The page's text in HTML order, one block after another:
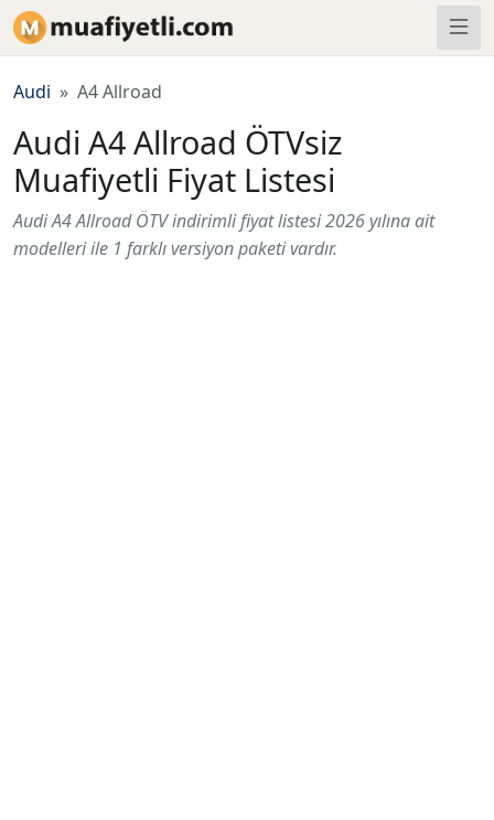
Audi A4 Allroad
Audi A4 Allroad ÖTVsiz
Muafiyetli Fiyat Listesi
Audi A4 Allroad ÖTV indirimli fiyat listesi 2026 yılına ait
modelleri ile 1 farklı versiyon paketi vardır.